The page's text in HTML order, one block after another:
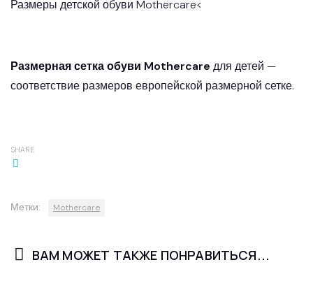
Размеры детской обуви Mothercare<
Размерная сетка обуви Mothercare для детей —
соответствие размеров европейской размерной сетке.
SHARE
Метки: Mothercare
ВАМ МОЖЕТ ТАКЖЕ ПОНРАВИТЬСЯ...